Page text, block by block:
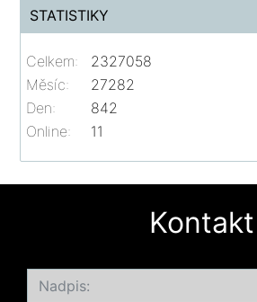
STATISTIKY
Online: 11
Celkem:
2327058
Měsíc:
27282
Den:
842
Kontakt